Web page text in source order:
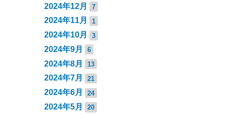
2024年12月 7
2024年11月 1
2024年10月 3
2024年9月 6
2024年8月 13
2024年7月 21
2024年6月 24
2024年5月 20